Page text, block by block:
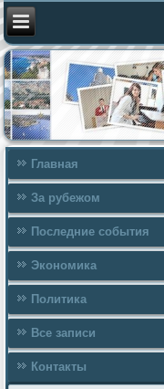
Главная
За рубежом
Последние события
Экономика
Политика
Все записи
Контакты